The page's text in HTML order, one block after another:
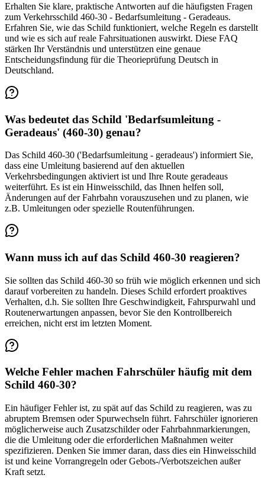
Erhalten Sie klare, praktische Antworten auf die häufigsten Fragen
zum Verkehrsschild 460-30 - Bedarfsumleitung - Geradeaus.
Erfahren Sie, wie das Schild funktioniert, welche Regeln es darstellt
und wie es sich auf reale Fahrsituationen auswirkt. Diese FAQ
stärken Ihr Verständnis und unterstützen eine genaue
Entscheidungsfindung für die Theorieprüfung Deutsch in
Deutschland.
Was bedeutet das Schild 'Bedarfsumleitung -
Geradeaus' (460-30) genau?
Das Schild 460-30 ('Bedarfsumleitung - geradeaus') informiert Sie,
dass eine Umleitung basierend auf den aktuellen
Verkehrsbedingungen aktiviert ist und Ihre Route geradeaus
weiterführt. Es ist ein Hinweisschild, das Ihnen helfen soll,
Änderungen auf der Fahrbahn vorauszusehen und zu planen, wie
z.B. Umleitungen oder spezielle Routenführungen.
Wann muss ich auf das Schild 460-30 reagieren?
Sie sollten das Schild 460-30 so früh wie möglich erkennen und sich
darauf vorbereiten zu handeln. Dieses Schild erfordert proaktives
Verhalten, d.h. Sie sollten Ihre Geschwindigkeit, Fahrspurwahl und
Routenerwartungen anpassen, bevor Sie den Kontrollbereich
erreichen, nicht erst im letzten Moment.
Welche Fehler machen Fahrschüler häufig mit dem
Schild 460-30?
Ein häufiger Fehler ist, zu spät auf das Schild zu reagieren, was zu
abruptem Bremsen oder Spurwechseln führt. Fahrschüler ignorieren
möglicherweise auch Zusatzschilder oder Fahrbahnmarkierungen,
die die Umleitung oder die erforderlichen Maßnahmen weiter
spezifizieren. Denken Sie immer daran, dass dies ein Hinweisschild
ist und keine Vorrangregeln oder Gebots-/Verbotszeichen außer
Kraft setzt.